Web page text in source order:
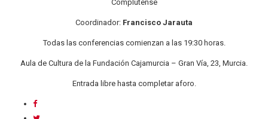
Complutense
Coordinador: Francisco Jarauta
Todas las conferencias comienzan a las 19:30 horas.
Aula de Cultura de la Fundación Cajamurcia – Gran Vía, 23, Murcia.
Entrada libre hasta completar aforo.